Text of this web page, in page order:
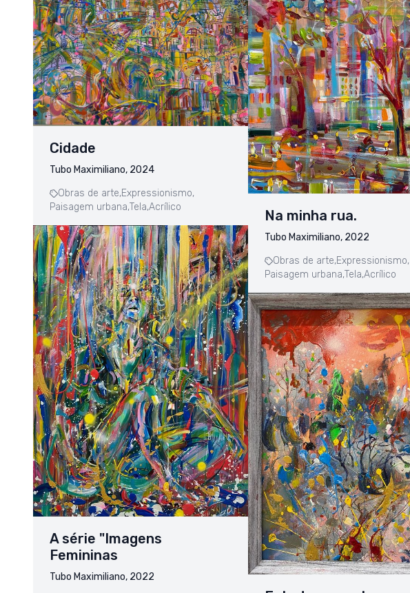
Cidade
Tubo Maximiliano, 2024
Obras de arte,Expressionismo,
Paisagem urbana,Tela,Acrílico
A série "Imagens
Femininas
Tubo Maximiliano, 2022
Na minha rua.
Tubo Maximiliano, 2022
Obras de arte,Expressionismo,
Paisagem urbana,Tela,Acrílico